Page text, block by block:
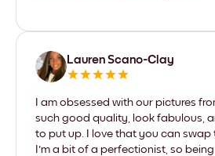
Lauren Scano-Clay
I am obsessed with our pictures
such good quality, look fabulous,
to put up. I love that you can swap
I'm a bit of a perfectionist, so